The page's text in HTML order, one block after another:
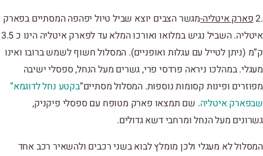
.2 פארק איטליה-מגשר הצבים יוצא שביל טיול יפהפה המסתיים בפארק
איטליה. השביל נגיש במלואו ואורכו המלא עד לפארק איטליה הינו כ 3.5
ק”מ (ניתן לטייל עם עגלות ואופניים). המסלול חשוף לשמש ברובו ואינו
מעגלי. במהלכו ניראה פרדסי פרי, גשרים מעל הנחל, ספסלי ישיבה
מפוזרים ופינות קסומות נוספות. המסלול מסתיים”בקטע נחל לדוגמא”
שבפארק איטליה. שם תמצאו פארק מטופח עם ספסלי פיקניק,
גשרונים מעל הנחל ומרחבי דשא גדולים.
המסלול לא מעגלי ולכן מומלץ לבוא בשני רכבים ולהשאיר רכב אחד